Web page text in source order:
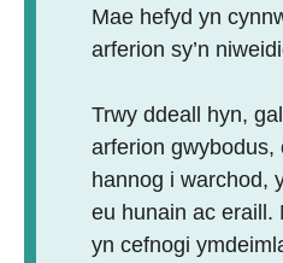
Mae hefyd yn
arferion sy’n
Trwy ddeall hyn,
arferion gwybodus,
hannog i warchod,
eu hunain ac eraill.
yn cefnogi